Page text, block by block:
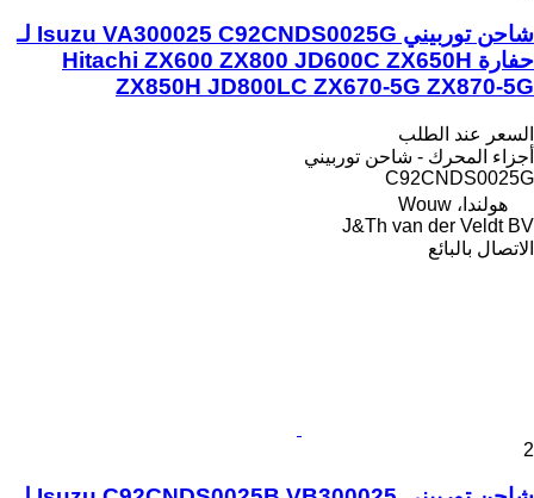
شاحن توربيني Isuzu VA300025 C92CNDS0025G لـ
حفارة Hitachi ZX600 ZX800 JD600C ZX650H
ZX850H JD800LC ZX670-5G ZX870-5G
السعر عند الطلب
أجزاء المحرك - شاحن توربيني
C92CNDS0025G
هولندا، Wouw
J&Th van der Veldt BV
الاتصال بالبائع
2